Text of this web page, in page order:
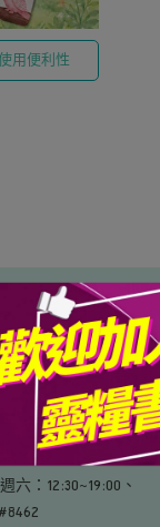
用便利性
式
六：12:30~19:00、